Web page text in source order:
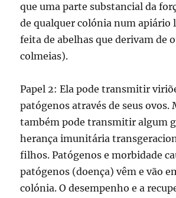
que uma parte substancial da
de qualquer colónia num apiário
feita de abelhas que derivam de
colmeias).
Papel 2: Ela pode transmitir
patógenos através de seus ovos.
também pode transmitir algum
herança imunitária
filhos. Patógenos e morbidade
patógenos (doença) vêm e vão
colónia. O desempenho e a